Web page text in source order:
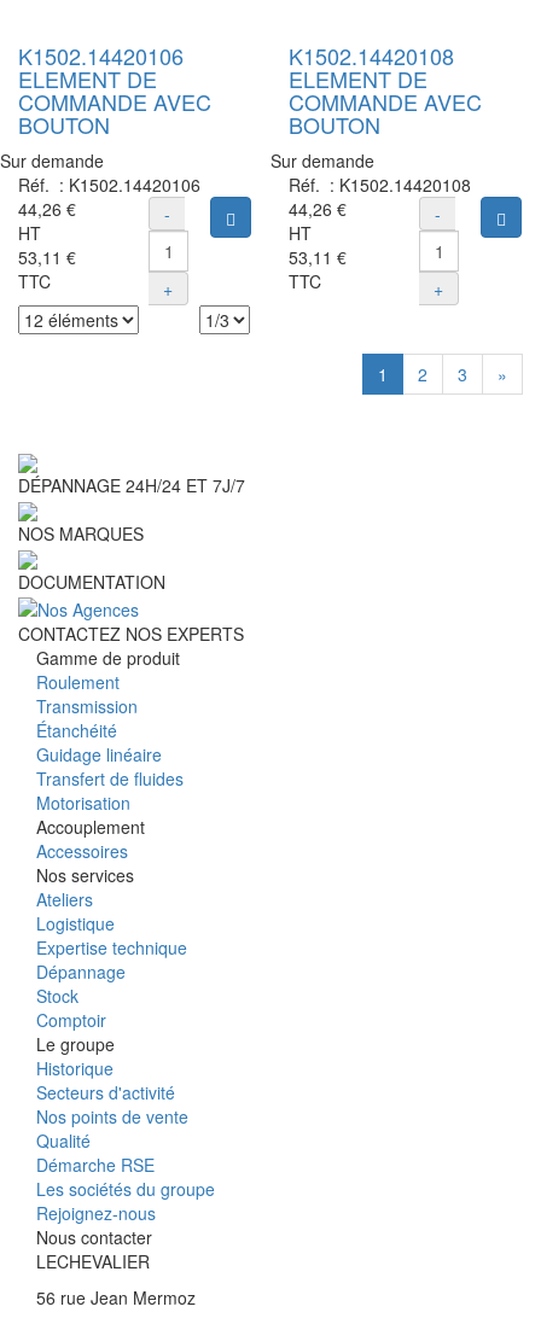
K1502.14420106
ELEMENT DE
COMMANDE AVEC
BOUTON
Sur demande
Réf. : K1502.14420106
44,26 €
HT
53,11 €
TTC
-
+
Ajouter au panier
K1502.14420108
ELEMENT DE
COMMANDE AVEC
BOUTON
Sur demande
Réf. : K1502.14420108
44,26 €
HT
53,11 €
TTC
-
+
1 2 3 »
DÉPANNAGE 24H/24 ET 7J/7
NOS MARQUES
DOCUMENTATION
CONTACTEZ NOS EXPERTS
Gamme de produit
Roulement
Transmission
Étanchéité
Guidage linéaire
Transfert de fluides
Motorisation
Accouplement
Accessoires
Nos services
Ateliers
Logistique
Expertise technique
Dépannage
Stock
Comptoir
Le groupe
Historique
Secteurs d'activité
Nos points de vente
Qualité
Démarche RSE
Les sociétés du groupe
Rejoignez-nous
Nous contacter
LECHEVALIER
56 rue Jean Mermoz